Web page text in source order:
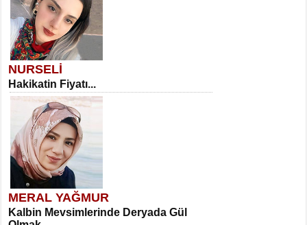
NURSELİ
Hakikatin Fiyatı...
MERAL YAĞMUR
Kalbin Mevsimlerinde Deryada Gül